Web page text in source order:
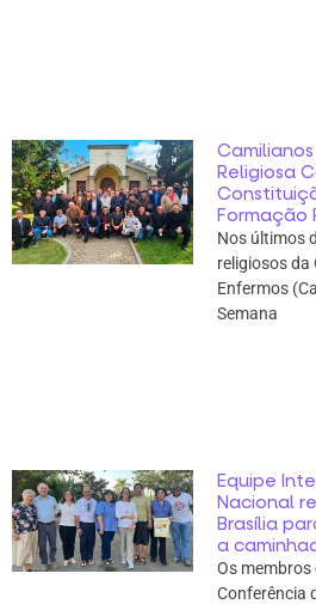
Religiosa
Formação
Nos últimos
religiosos da
Enfermos
Semana
Equipe
Nacional
Brasília
a
Os membros
Conferência